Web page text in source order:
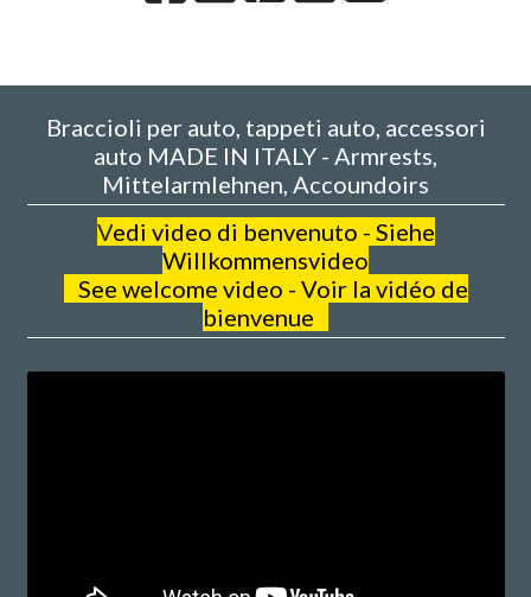
Braccioli per auto, tappeti auto, accessori
auto MADE IN ITALY - Armrests,
Mittelarmlehnen, Accoundoirs
Vedi video di benvenuto - Siehe
Willkommensvideo
See welcome video - Voir la vidéo de
bienvenue